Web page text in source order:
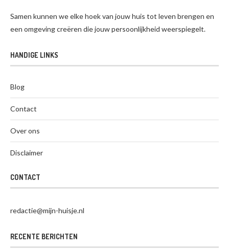
Samen kunnen we elke hoek van jouw huis tot leven brengen en
een omgeving creëren die jouw persoonlijkheid weerspiegelt.
HANDIGE LINKS
Blog
Contact
Over ons
Disclaimer
CONTACT
redactie@mijn-huisje.nl
RECENTE BERICHTEN